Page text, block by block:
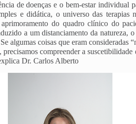
de doenças e o bem-estar individual
e didática, o universo das terapias
do quadro clínico do
a um distanciamento da natureza,
algumas coisas que eram consideradas
precisamos compreender a
Dr. Carlos Alberto